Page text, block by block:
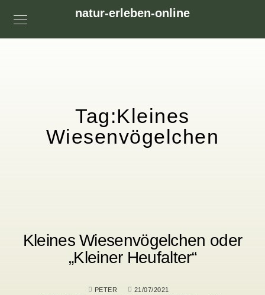
natur-erleben-online
Tag:Kleines
Wiesenvögelchen
Kleines Wiesenvögelchen oder
„Kleiner Heufalter“
PETER
21/07/2021